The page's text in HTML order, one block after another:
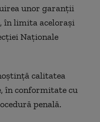
unor garanții
în limita acelorași
Naționale
calitatea
în conformitate cu
penală.